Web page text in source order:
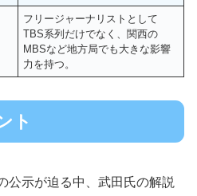
フリージャーナリストとして
TBS系列だけでなく、関西の
MBSなど地方局でも大きな影響
力を持つ。
ト
公示が迫る中、武田氏の解説